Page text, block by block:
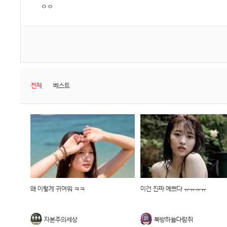
ㅇㅇ
전체 베스트
왜 이렇게 귀여워 ㅋㅋ
자본주의세상
이건 진짜 예쁘다 ㅠㅠㅠㅠ
북방하늘다람쥐